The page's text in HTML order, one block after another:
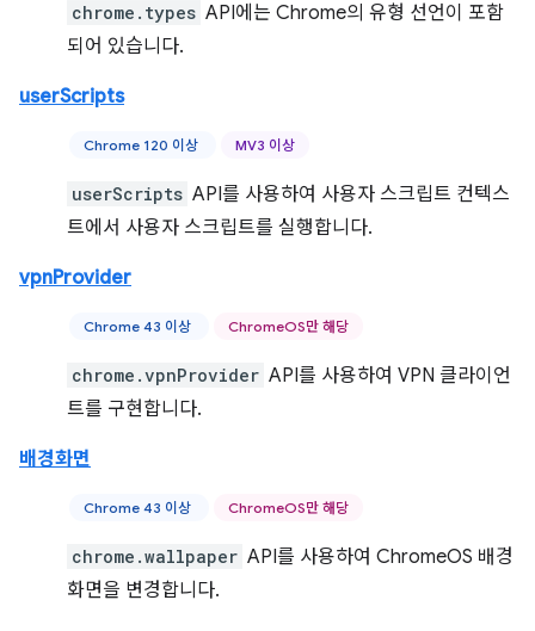
chrome.types API에는 Chrome의 유형 선언이 포함
되어 있습니다.
userScripts
Chrome 120 이상 MV3 이상
userScripts API를 사용하여 사용자 스크립트 컨텍스
트에서 사용자 스크립트를 실행합니다.
vpnProvider
Chrome 43 이상 ChromeOS만 해당
chrome.vpnProvider API를 사용하여 VPN 클라이언
트를 구현합니다.
배경화면
Chrome 43 이상 ChromeOS만 해당
chrome.wallpaper API를 사용하여 ChromeOS 배경
화면을 변경합니다.